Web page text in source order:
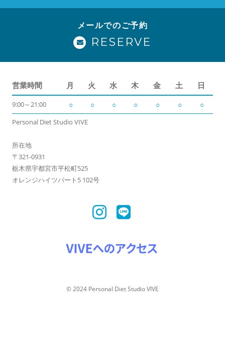
メールでのご予約
RESERVE
営業時間 月 火 水 木 金 土 日
9:00～21:00 ○ ○ ○ ○ ○ ○ ○
Personal Diet Studio VIVE
所在地
〒321-0931
栃木県宇都宮市平松町525
オレンジハイツパート5 102号
© 2024 Personal Diet Studio VIVE